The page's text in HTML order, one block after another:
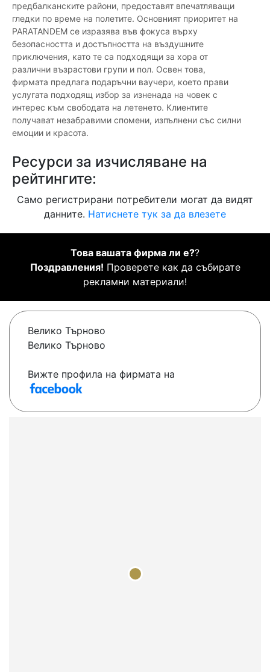
предбалканските райони, предоставят впечатляващи
гледки по време на полетите. Основният приоритет на
PARATANDEM се изразява във фокуса върху
безопасността и достъпността на въздушните
приключения, като те са подходящи за хора от
различни възрастови групи и пол. Освен това,
фирмата предлага подаръчни ваучери, което прави
услугата подходящ избор за изненада на човек с
интерес към свободата на летенето. Клиентите
получават незабравими спомени, изпълнени със силни
емоции и красота.
Ресурси за изчисляване на
рейтингите:
Само регистрирани потребители могат да видят
данните. Натиснете тук за да влезете
Това вашата фирма ли е??
Поздравления! Проверете как да събирате
рекламни материали!
Велико Търново
Велико Търново
Вижте профила на фирмата на